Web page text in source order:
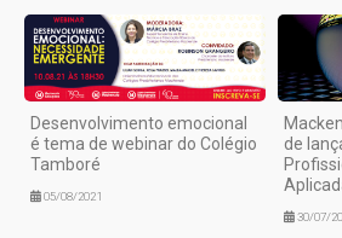
Desenvolvimento emocional
é tema de webinar do Colégio
Tamboré
05/08/2021
de
30/07/